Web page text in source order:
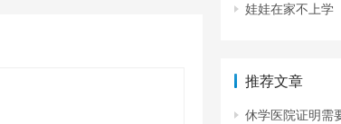
娃娃在家不上学
推荐文章
休学医院证明需